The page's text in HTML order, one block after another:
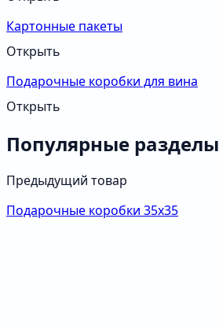
Картонные пакеты
Открыть
Подарочные коробки для вина
Открыть
Популярные разделы
Предыдущий товар
Подарочные коробки 35х35